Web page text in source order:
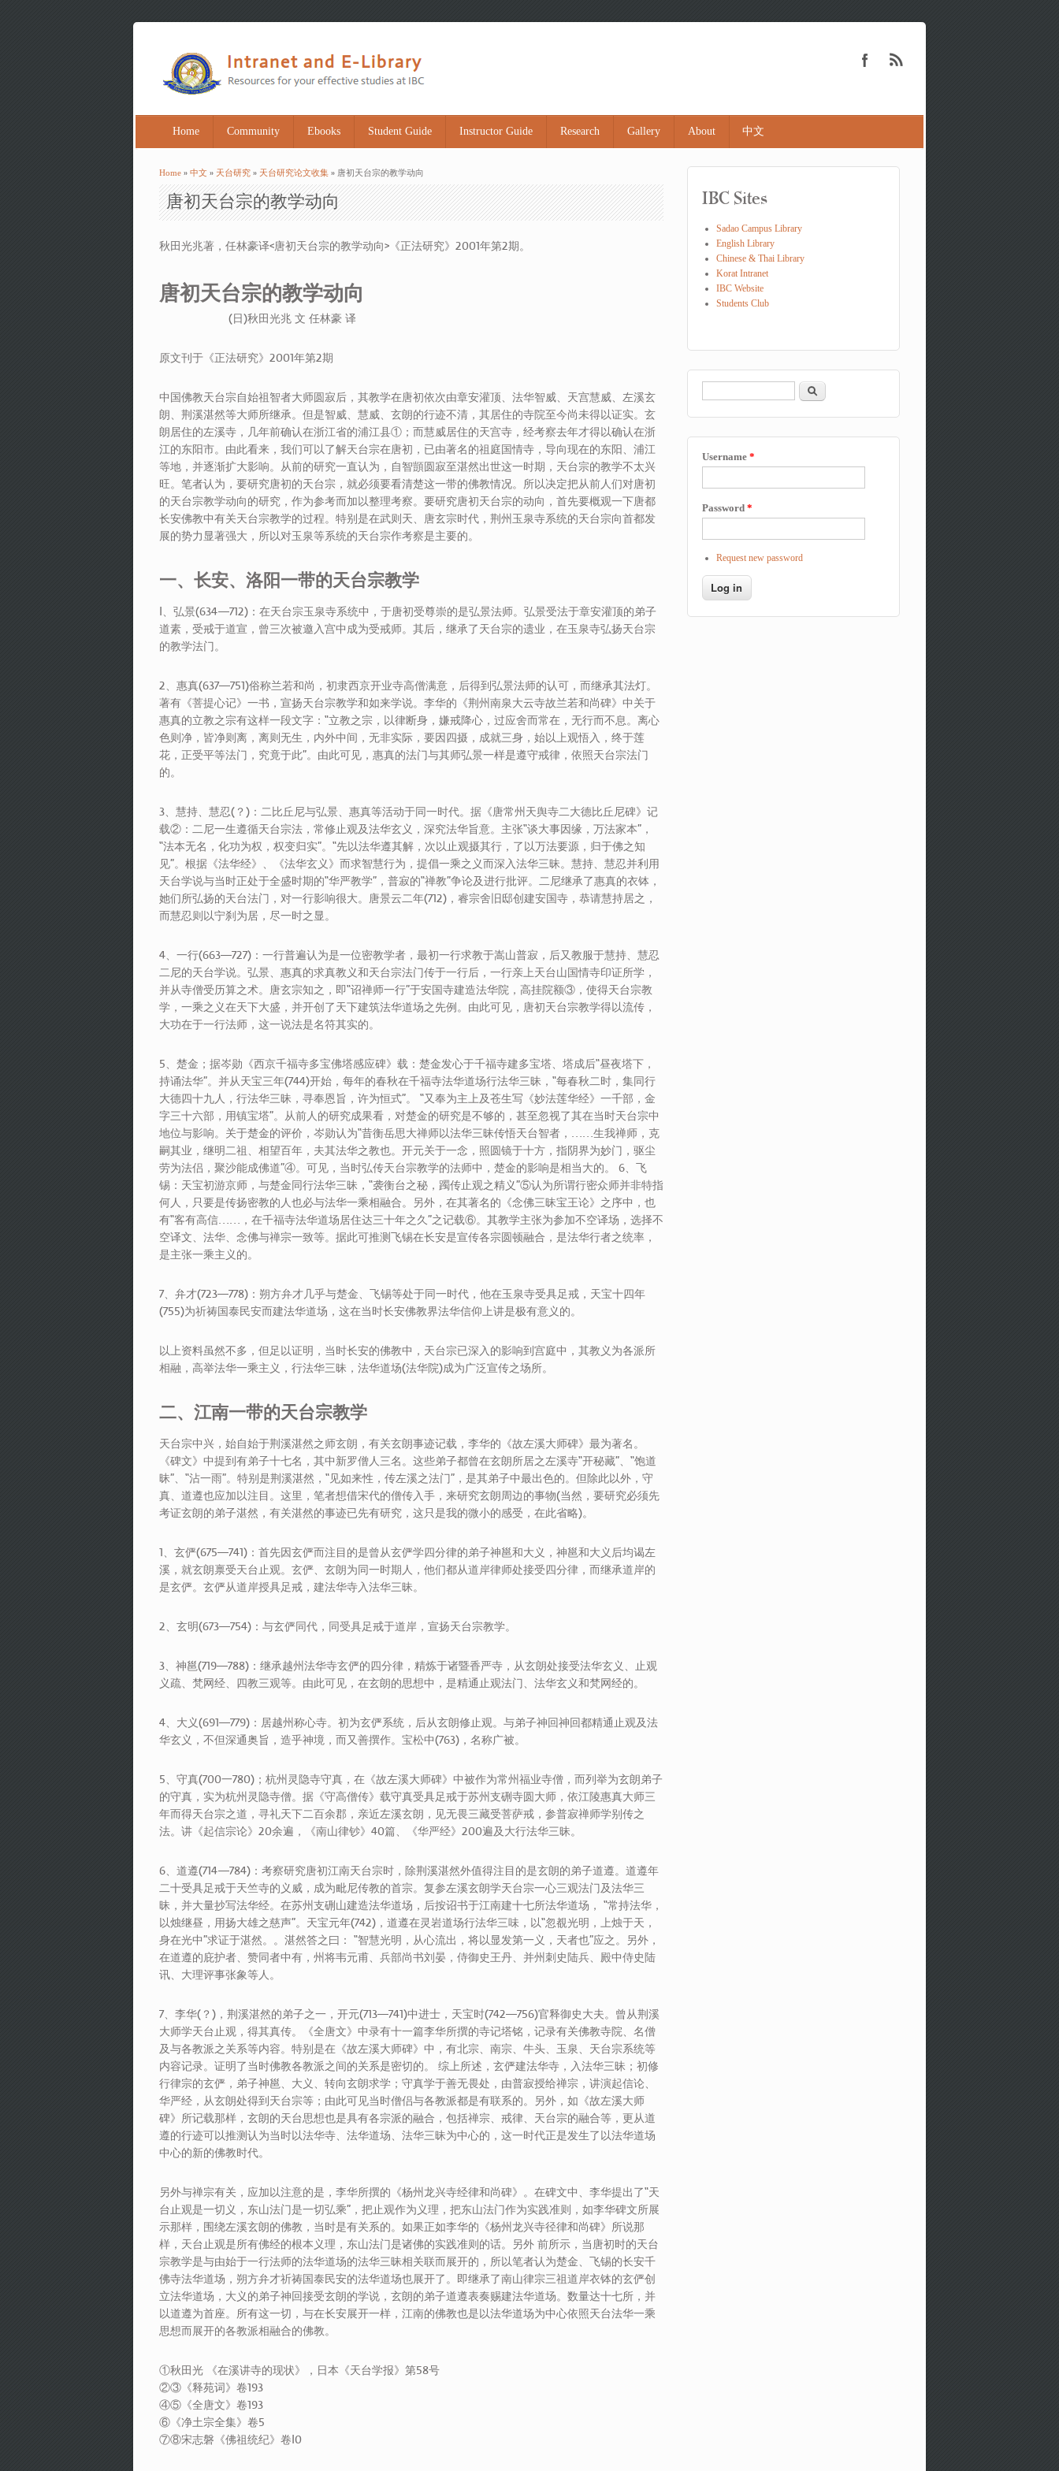
Home Community Ebooks Student Guide Instructor Guide Research Gallery About 中文
You are here
Home » 中文 » 天台研究 » 天台研究论文收集 » 唐初天台宗的教学动向
唐初天台宗的教学动向
秋田光兆著，任林豪译<唐初天台宗的教学动向>《正法研究》2001年第2期。
唐初天台宗的教学动向
(日)秋田光兆 文 任林豪 译
原文刊于《正法研究》2001年第2期
中国佛教天台宗自始祖智者大师圆寂后，其教学在唐初依次由章安灌顶、法华智威、天宫慧威、左溪玄
朗、荆溪湛然等大师所继承。但是智威、慧威、玄朗的行迹不清，其居住的寺院至今尚未得以证实。玄
朗居住的左溪寺，几年前确认在浙江省的浦江县①；而慧威居住的天宫寺，经考察去年才得以确认在浙
江的东阳市。由此看来，我们可以了解天台宗在唐初，已由著名的祖庭国情寺，导向现在的东阳、浦江
等地，并逐渐扩大影响。从前的研究一直认为，自智顗圆寂至湛然出世这一时期，天台宗的教学不太兴
旺。笔者认为，要研究唐初的天台宗，就必须要看清楚这一带的佛教情况。所以决定把从前人们对唐初
的天台宗教学动向的研究，作为参考而加以整理考察。要研究唐初天台宗的动向，首先要概观一下唐都
长安佛教中有关天台宗教学的过程。特别是在武则天、唐玄宗时代，荆州玉泉寺系统的天台宗向首都发
展的势力显著强大，所以对玉泉等系统的天台宗作考察是主要的。
一、长安、洛阳一带的天台宗教学
l、弘景(634—712)：在天台宗玉泉寺系统中，于唐初受尊崇的是弘景法师。弘景受法于章安灌顶的弟子
道素，受戒于道宣，曾三次被邀入宫中成为受戒师。其后，继承了天台宗的遗业，在玉泉寺弘扬天台宗
的教学法门。
2、惠真(637—751)俗称兰若和尚，初隶西京开业寺高僧满意，后得到弘景法师的认可，而继承其法灯。
著有《菩提心记》一书，宣扬天台宗教学和如来学说。李华的《荆州南泉大云寺故兰若和尚碑》中关于
惠真的立教之宗有这样一段文字：“立教之宗，以律断身，嫌戒降心，过应舍而常在，无行而不息。离心
色则净，皆净则离，离则无生，内外中间，无非实际，要因四摄，成就三身，始以上观悟入，终于莲
花，正受平等法门，究竟于此”。由此可见，惠真的法门与其师弘景一样是遵守戒律，依照天台宗法门
的。
3、慧持、慧忍(？)：二比丘尼与弘景、惠真等活动于同一时代。据《唐常州天舆寺二大德比丘尼碑》记
载②：二尼一生遵循天台宗法，常修止观及法华玄义，深究法华旨意。主张“谈大事因缘，万法家本”，
“法本无名，化功为权，权变归实”。“先以法华遵其解，次以止观摄其行，了以万法要源，归于佛之知
见”。根据《法华经》、《法华玄义》而求智慧行为，提倡一乘之义而深入法华三昧。慧持、慧忍并利用
天台学说与当时正处于全盛时期的“华严教学”，普寂的“禅教”争论及进行批评。二尼继承了惠真的衣钵，
她们所弘扬的天台法门，对一行影响很大。唐景云二年(712)，睿宗舍旧邸创建安国寺，恭请慧持居之，
而慧忍则以宁刹为居，尽一时之显。
4、一行(663—727)：一行普遍认为是一位密教学者，最初一行求教于嵩山普寂，后又教服于慧持、慧忍
二尼的天台学说。弘景、惠真的求真教义和天台宗法门传于一行后，一行亲上天台山国情寺印证所学，
并从寺僧受历算之术。唐玄宗知之，即“诏禅师一行”于安国寺建造法华院，高挂院额③，使得天台宗教
学，一乘之义在天下大盛，并开创了天下建筑法华道场之先例。由此可见，唐初天台宗教学得以流传，
大功在于一行法师，这一说法是名符其实的。
5、楚金；据岑勋《西京千福寺多宝佛塔感应碑》载：楚金发心于千福寺建多宝塔、塔成后“昼夜塔下，
持诵法华”。并从天宝三年(744)开始，每年的春秋在千福寺法华道场行法华三昧，“每春秋二时，集同行
大德四十九人，行法华三昧，寻奉恩旨，许为恒式”。 “又奉为主上及苍生写《妙法莲华经》一千部，金
字三十六部，用镇宝塔”。从前人的研究成果看，对楚金的研究是不够的，甚至忽视了其在当时天台宗中
地位与影响。关于楚金的评价，岑勋认为“昔衡岳思大禅师以法华三昧传悟天台智者，……生我禅师，克
嗣其业，继明二祖、相望百年，夫其法华之教也。开元关于一念，照圆镜于十方，指阴界为妙门，驱尘
劳为法侣，聚沙能成佛道”④。可见，当时弘传天台宗教学的法师中，楚金的影响是相当大的。 6、飞
锡：天宝初游京师，与楚金同行法华三昧，“袭衡台之秘，躅传止观之精义”⑤认为所谓行密众师并非特指
何人，只要是传扬密教的人也必与法华一乘相融合。另外，在其著名的《念佛三昧宝王论》之序中，也
有“客有高信……，在千福寺法华道场居住达三十年之久”之记载⑥。其教学主张为参加不空译场，选择不
空译文、法华、念佛与禅宗一致等。据此可推测飞锡在长安是宣传各宗圆顿融合，是法华行者之统率，
是主张一乘主义的。
7、弁才(723—778)：朔方弁才几乎与楚金、飞锡等处于同一时代，他在玉泉寺受具足戒，天宝十四年
(755)为祈祷国泰民安而建法华道场，这在当时长安佛教界法华信仰上讲是极有意义的。
以上资料虽然不多，但足以证明，当时长安的佛教中，天台宗已深入的影响到宫庭中，其教义为各派所
相融，高举法华一乘主义，行法华三昧，法华道场(法华院)成为广泛宣传之场所。
二、江南一带的天台宗教学
天台宗中兴，始自始于荆溪湛然之师玄朗，有关玄朗事迹记载，李华的《故左溪大师碑》最为著名。
《碑文》中提到有弟子十七名，其中新罗僧人三名。这些弟子都曾在玄朗所居之左溪寺“开秘藏”、“饱道
昧”、“沾一雨”。特别是荆溪湛然，“见如来性，传左溪之法门”，是其弟子中最出色的。但除此以外，守
真、道遵也应加以注目。这里，笔者想借宋代的僧传入手，来研究玄朗周边的事物(当然，要研究必须先
考证玄朗的弟子湛然，有关湛然的事迹已先有研究，这只是我的微小的感受，在此省略)。
1、玄俨(675—741)：首先因玄俨而注目的是曾从玄俨学四分律的弟子神邕和大义，神邕和大义后均谒左
溪，就玄朗禀受天台止观。玄俨、玄朗为同一时期人，他们都从道岸律师处接受四分律，而继承道岸的
是玄俨。玄俨从道岸授具足戒，建法华寺入法华三昧。
2、玄明(673—754)：与玄俨同代，同受具足戒于道岸，宣扬天台宗教学。
3、神邕(719—788)：继承越州法华寺玄俨的四分律，精炼于诸暨香严寺，从玄朗处接受法华玄义、止观
义疏、梵网经、四教三观等。由此可见，在玄朗的思想中，是精通止观法门、法华玄义和梵网经的。
4、大义(691—779)：居越州称心寺。初为玄俨系统，后从玄朗修止观。与弟子神回神回都精通止观及法
华玄义，不但深通奥旨，造乎神境，而又善撰作。宝松中(763)，名称广被。
5、守真(700一780)；杭州灵隐寺守真，在《故左溪大师碑》中被作为常州福业寺僧，而列举为玄朗弟子
的守真，实为杭州灵隐寺僧。据《守高僧传》载守真受具足戒于苏州支硎寺圆大师，依江陵惠真大师三
年而得天台宗之道，寻礼天下二百余郡，亲近左溪玄朗，见无畏三藏受菩萨戒，参普寂禅师学别传之
法。讲《起信宗论》20余遍，《南山律钞》40篇、《华严经》200遍及大行法华三昧。
6、道遵(714—784)：考察研究唐初江南天台宗时，除荆溪湛然外值得注目的是玄朗的弟子道遵。道遵年
二十受具足戒于天竺寺的义威，成为毗尼传教的首宗。复参左溪玄朗学天台宗一心三观法门及法华三
昧，并大量抄写法华经。在苏州支硎山建造法华道场，后按诏书于江南建十七所法华道场， “常持法华，
以烛继昼，用扬大雄之慈声”。天宝元年(742)，道遵在灵岩道场行法华三味，以“忽覩光明，上烛于天，
身在光中”求证于湛然。。湛然答之曰： “智慧光明，从心流出，将以显发第一义，天者也”应之。另外，
在道遵的庇护者、赞同者中有，州将韦元甫、兵部尚书刘晏，侍御史王丹、并州刺史陆兵、殿中侍史陆
讯、大理评事张象等人。
7、李华(？)，荆溪湛然的弟子之一，开元(713—741)中进士，天宝时(742—756)官释御史大夫。曾从荆溪
大师学天台止观，得其真传。《全唐文》中录有十一篇李华所撰的寺记塔铭，记录有关佛教寺院、名僧
及与各教派之关系等内容。特别是在《故左溪大师碑》中，有北宗、南宗、牛头、玉泉、天台宗系统等
内容记录。证明了当时佛教各教派之间的关系是密切的。 综上所述，玄俨建法华寺，入法华三昧；初修
行律宗的玄俨，弟子神邕、大义、转向玄朗求学；守真学于善无畏处，由普寂授给禅宗，讲演起信论、
华严经，从玄朗处得到天台宗等；由此可见当时僧侣与各教派都是有联系的。另外，如《故左溪大师
碑》所记载那样，玄朗的天台思想也是具有各宗派的融合，包括禅宗、戒律、天台宗的融合等，更从道
遵的行迹可以推测认为当时以法华寺、法华道场、法华三昧为中心的，这一时代正是发生了以法华道场
中心的新的佛教时代。
另外与禅宗有关，应加以注意的是，李华所撰的《杨州龙兴寺经律和尚碑》。在碑文中、李华提出了“天
台止观是一切义，东山法门是一切弘乘”，把止观作为义理，把东山法门作为实践准则，如李华碑文所展
示那样，围绕左溪玄朗的佛教，当时是有关系的。如果正如李华的《杨州龙兴寺径律和尚碑》所说那
样，天台止观是所有佛经的根本义理，东山法门是诸佛的实践准则的话。另外 前所示，当唐初时的天台
宗教学是与由始于一行法师的法华道场的法华三昧相关联而展开的，所以笔者认为楚金、飞锡的长安千
佛寺法华道场，朔方弁才祈祷国泰民安的法华道场也展开了。即继承了南山律宗三祖道岸衣钵的玄俨创
立法华道场，大义的弟子神回接受玄朗的学说，玄朗的弟子道遵表奏赐建法华道场。数量达十七所，并
以道遵为首座。所有这一切，与在长安展开一样，江南的佛教也是以法华道场为中心依照天台法华一乘
思想而展开的各教派相融合的佛教。
①秋田光 《在溪讲寺的现状》，日本《天台学报》第58号
②③《释苑词》卷193
④⑤《全唐文》卷193
⑥《净土宗全集》卷5
⑦⑧宋志磐《佛祖统纪》卷l0
IBC Sites
Sadao Campus Library
English Library
Chinese & Thai Library
Korat Intranet
IBC Website
Students Club
Search form
Search
Username *
Password *
Request new password